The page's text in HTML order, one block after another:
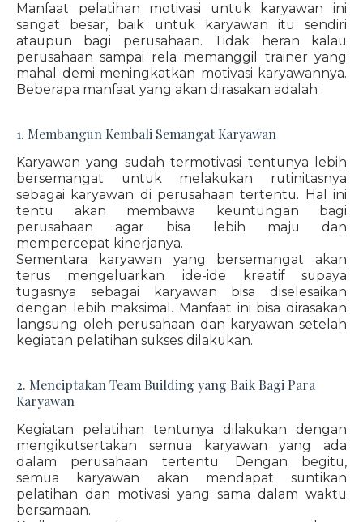
Manfaat pelatihan motivasi untuk karyawan ini
sangat besar, baik untuk karyawan itu sendiri
ataupun bagi perusahaan. Tidak heran kalau
perusahaan sampai rela memanggil trainer yang
mahal demi meningkatkan motivasi karyawannya.
Beberapa manfaat yang akan dirasakan adalah :
1. Membangun Kembali Semangat Karyawan
Karyawan yang sudah termotivasi tentunya lebih
bersemangat untuk melakukan rutinitasnya
sebagai karyawan di perusahaan tertentu. Hal ini
tentu akan membawa keuntungan bagi
perusahaan agar bisa lebih maju dan
mempercepat kinerjanya.
Sementara karyawan yang bersemangat akan
terus mengeluarkan ide-ide kreatif supaya
tugasnya sebagai karyawan bisa diselesaikan
dengan lebih maksimal. Manfaat ini bisa dirasakan
langsung oleh perusahaan dan karyawan setelah
kegiatan pelatihan sukses dilakukan.
2. Menciptakan Team Building yang Baik Bagi Para
Karyawan
Kegiatan pelatihan tentunya dilakukan dengan
mengikutsertakan semua karyawan yang ada
dalam perusahaan tertentu. Dengan begitu,
semua karyawan akan mendapat suntikan
pelatihan dan motivasi yang sama dalam waktu
bersamaan.